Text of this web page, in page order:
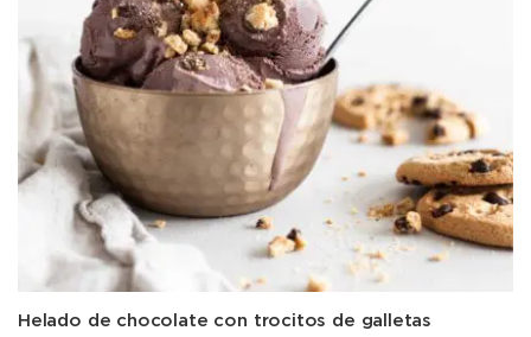
Helado de chocolate con trocitos de galletas